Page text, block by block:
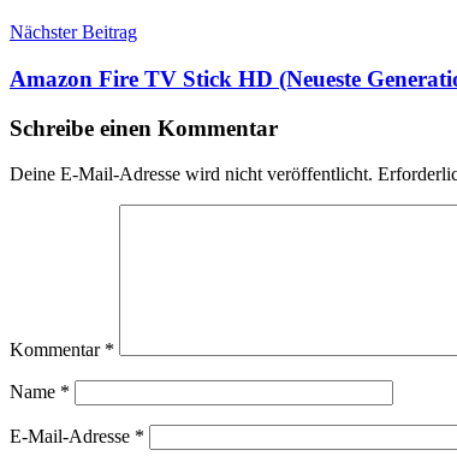
Nächster Beitrag
Amazon Fire TV Stick HD (Neueste
Schreibe einen Kommentar
Deine E-Mail-Adresse wird nicht veröffentlicht.
Kommentar *
Name *
E-Mail-Adresse *